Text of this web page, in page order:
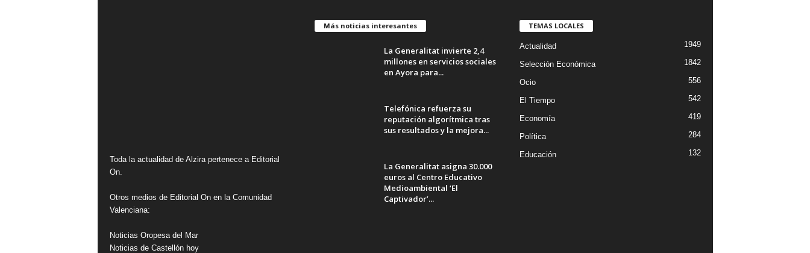
Toda la actualidad de Alzira pertenece a Editorial
On.
Otros medios de Editorial On en la Comunidad
Valenciana:
Noticias Oropesa del Mar
Noticias de Castellón hoy
Más noticias interesantes
La Generalitat invierte 2,4
millones en servicios sociales
en Ayora para...
Telefónica refuerza su
reputación algorítmica tras
sus resultados y la mejora...
La Generalitat asigna 30.000
euros al Centro Educativo
Medioambiental ‘El
Captivador’...
TEMAS LOCALES
Actualidad 1949
Selección Económica 1842
Ocio 556
El Tiempo 542
Economía 419
Política 284
Educación 132